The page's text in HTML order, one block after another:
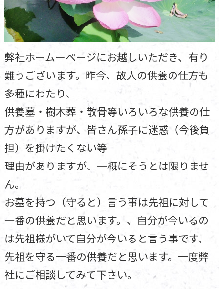
弊社ホームーページにお越しいただき、有り
難うございます。昨今、故人の供養の仕方も
多種にわたり、
供養墓・樹木葬・散骨等いろいろな供養の仕
方がありますが、皆さん孫子に迷惑（今後負
担）を掛けたくない等
理由がありますが、一概にそうとは限りませ
ん。
お墓を持つ（守ると）言う事は先祖に対して
一番の供養だと思います。、自分が今いるの
は先祖様がいて自分が今いると言う事です、
先祖を守る一番の供養だと思います。一度弊
社にご相談してみて下さい。